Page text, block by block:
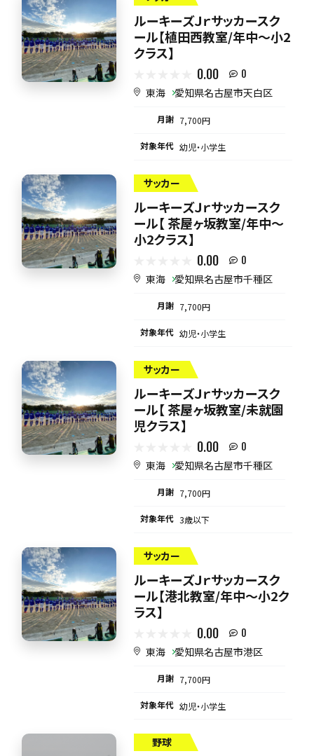
ルーキーズＪｒサッカースク
ール【植田西教室/年中～小2
クラス】
0.00 0
東海 愛知県名古屋市天白区
月謝 7,700円
対象年代 幼児・小学生
サッカー
ルーキーズＪｒサッカースク
ール【 茶屋ヶ坂教室/年中～
小2クラス】
0.00 0
東海 愛知県名古屋市千種区
月謝 7,700円
対象年代 幼児・小学生
サッカー
ルーキーズＪｒサッカースク
ール【 茶屋ヶ坂教室/未就園
児クラス】
0.00 0
東海 愛知県名古屋市千種区
月謝 7,700円
対象年代 3歳以下
サッカー
ルーキーズＪｒサッカースク
ール【港北教室/年中～小2ク
ラス】
0.00 0
東海 愛知県名古屋市港区
月謝 7,700円
対象年代 幼児・小学生
野球